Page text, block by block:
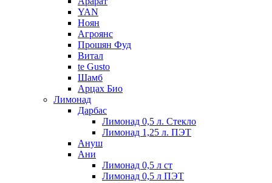
YAN
Ноян
Агроянс
Прошян Фуд
Витал
te Gusto
Шамб
Арцах Био
Лимонад
Дарбас
Лимонад 0,5 л. Стекло
Лимонад 1,25 л. ПЭТ
Ануш
Ани
Лимонад 0,5 л ст
Лимонад 0,5 л ПЭТ